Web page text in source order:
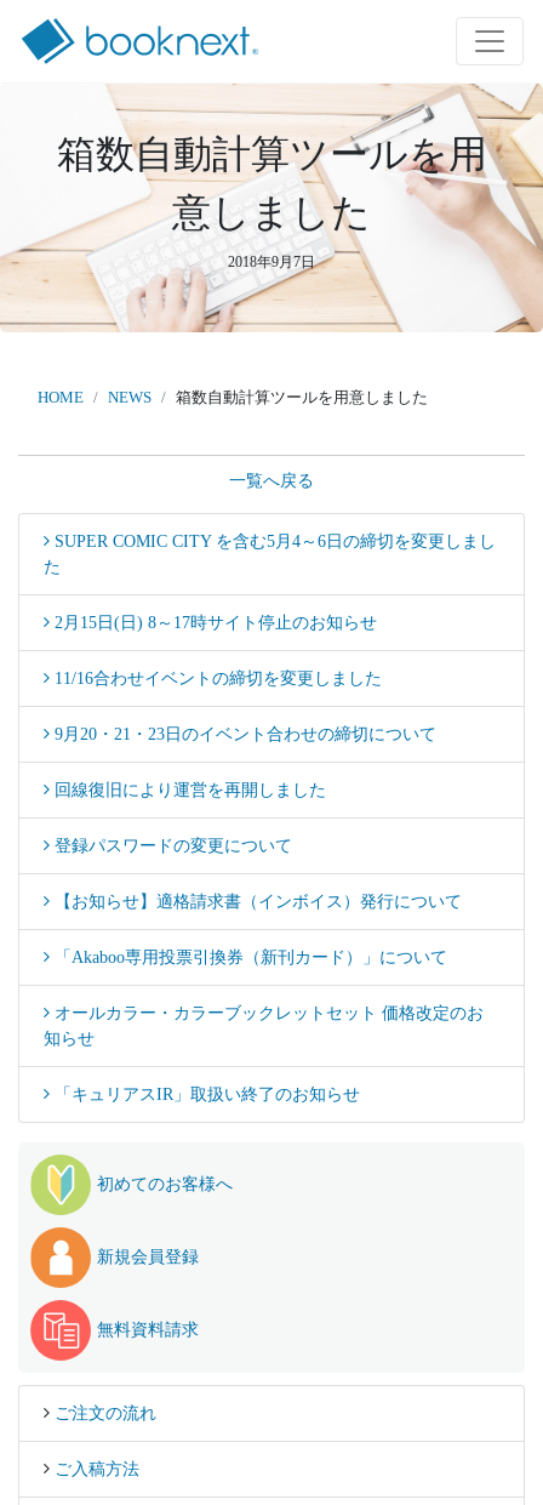
箱数自動計算ツールを用
意しました
2018年9月7日
HOME NEWS 箱数自動計算ツールを用意しました
一覧へ戻る
SUPER COMIC CITY を含む5月4～6日の締切を変更しまし
た
2月15日(日) 8～17時サイト停止のお知らせ
11/16合わせイベントの締切を変更しました
9月20・21・23日のイベント合わせの締切について
回線復旧により運営を再開しました
登録パスワードの変更について
【お知らせ】適格請求書（インボイス）発行について
「Akaboo専用投票引換券（新刊カード）」について
オールカラー・カラーブックレットセット 価格改定のお
知らせ
「キュリアスIR」取扱い終了のお知らせ
初めてのお客様へ
新規会員登録
無料資料請求
ご注文の流れ
ご入稿方法